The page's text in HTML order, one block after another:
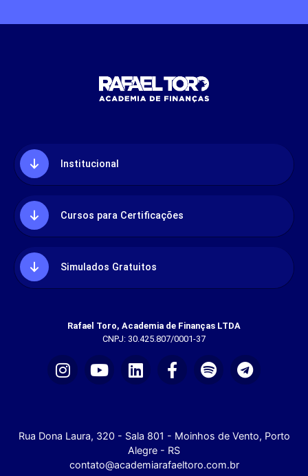
Institucional
Cursos para Certificações
Simulados Gratuitos
Rafael Toro, Academia de Finanças LTDA
CNPJ: 30.425.807/0001-37
Rua Dona Laura, 320 - Sala 801 - Moinhos de Vento, Porto
Alegre - RS
contato@academiarafaeltoro.com.br